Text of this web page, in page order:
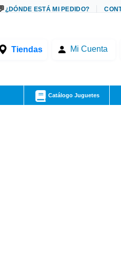
¿DÓNDE ESTÁ MI PEDIDO?
Tiendas Mi Cuenta
Catálogo Juguetes